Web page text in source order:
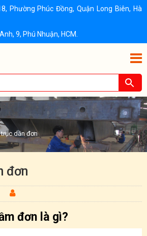
Phường Phúc Đồng, Quận Long Biên, Hà
9, Phú Nhuận, HCM.
trục dần đơn
đơn
đơn là gì?